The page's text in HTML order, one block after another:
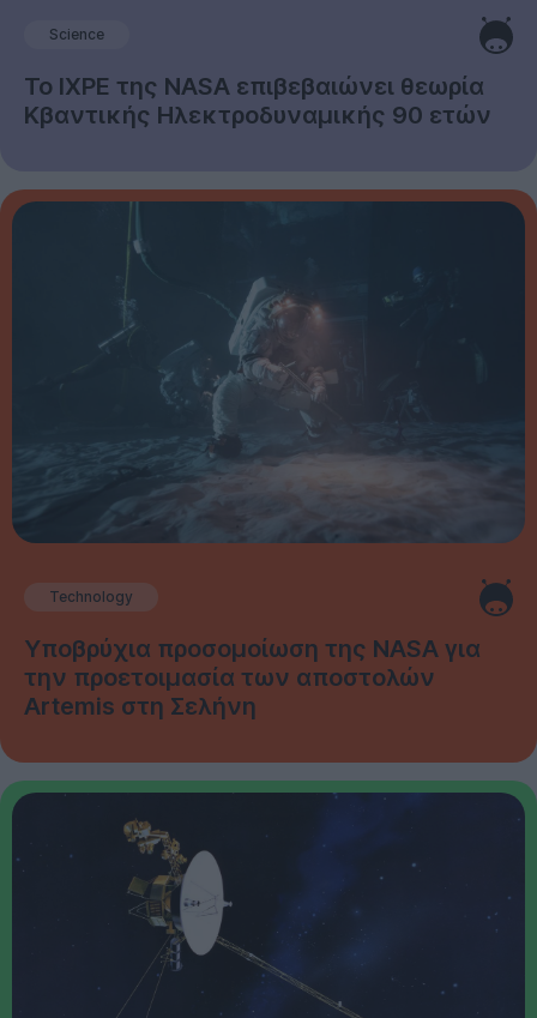
Science
Το IXPE της NASA επιβεβαιώνει θεωρία
Κβαντικής Ηλεκτροδυναμικής 90 ετών
Technology
Υποβρύχια προσομοίωση της NASA για
την προετοιμασία των αποστολών
Artemis στη Σελήνη